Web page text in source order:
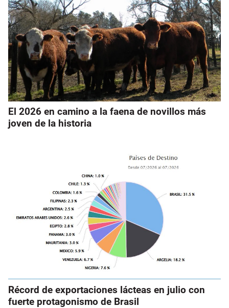
El 2026 en camino a la faena de novillos más
joven de la historia
Récord de exportaciones lácteas en julio con
fuerte protagonismo de Brasil